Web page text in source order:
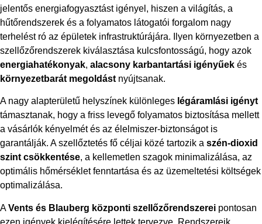
jelentős energiafogyasztást igényel, hiszen a világítás, a
hűtőrendszerek és a folyamatos látogatói forgalom nagy
terhelést ró az épületek infrastruktúrájára. Ilyen környezetben a
szellőzőrendszerek kiválasztása kulcsfontosságú, hogy azok
energiahatékonyak, alacsony karbantartási igényűek és
környezetbarát megoldást nyújtsanak.
A nagy alapterületű helyszínek különleges légáramlási igényt
támasztanak, hogy a friss levegő folyamatos biztosítása mellett
a vásárlók kényelmét és az élelmiszer-biztonságot is
garantálják. A szellőztetés fő céljai közé tartozik a szén-dioxid
szint csökkentése, a kellemetlen szagok minimalizálása, az
optimális hőmérséklet fenntartása és az üzemeltetési költségek
optimalizálása.
AVents és Blauberg központi szellőzőrendszerei pontosan
ezen igények kielégítésére lettek tervezve. Rendszereik